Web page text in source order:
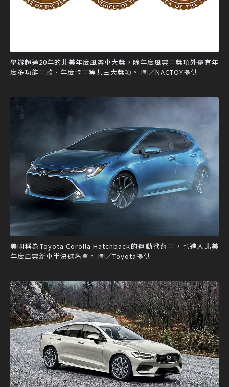
舉辦超過20年的北美年度風雲車大獎，除年度風雲車獎項外還有年
度多功能車款、年度卡車等共三大獎項。 圖／NACTOY提供
美國稱為Toyota Corolla Hatchback的運動掀背車，也進入北美
年度風雲新車半決選名單。 圖／Toyota提供